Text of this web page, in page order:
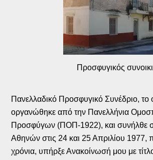
Προσφυγικός
Πανελλαδικό Προσφυγικό Συνέδριο, το
οργανώθηκε από την Πανελλήνια
Προσφύγων (ΠΟΠ-1922), και συνήλθε
Αθηνών στις 24 και 25 Απριλίου 1977,
χρόνια, υπήρξε Ανακοίνωσή μου με